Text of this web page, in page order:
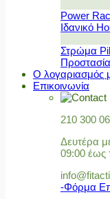
Power
Ιδανικό
Στρώμα
Ο λογαριασμός
Επικοινωνία
210 300
Δευτέρα
09:00 έως
-Φόρμα